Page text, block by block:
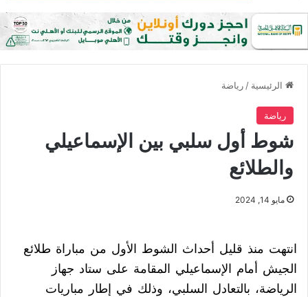
الرئيسية / رياضة
رياضة
شوط أول سلبي بين الإسماعيلي
والطلائع
مايو 14, 2024
انتهت منذ قليل أحداث الشوط الأول من مباراة طلائع
الجيش أمام الإسماعيلي المقامة على ستاد جهاز
الرياضة، بالتعادل السلبي، وذلك في إطار مباريات